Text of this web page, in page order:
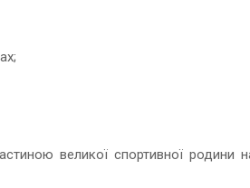
великої спортивної родини